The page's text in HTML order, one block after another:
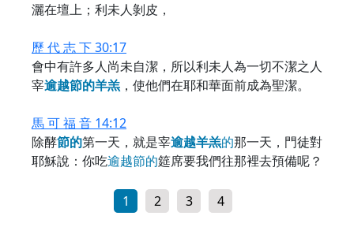
灑在壇上；利未人剝皮，
歷 代 志 下 30:17
會中有許多人尚未自潔，所以利未人為一切不潔之人
宰逾越節的羊羔 ，使他們在耶和華面前成為聖潔。
馬 可 福 音 14:12
除酵節的第一天，就是宰逾越羊羔的那一天，門徒對
耶穌說：你吃逾越節的筵席要我們往那裡去預備呢？
1 2 3 4